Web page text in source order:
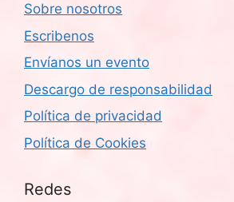
Sobre nosotros
Escribenos
Envíanos un evento
Descargo de responsabilidad
Política de privacidad
Política de Cookies
Redes